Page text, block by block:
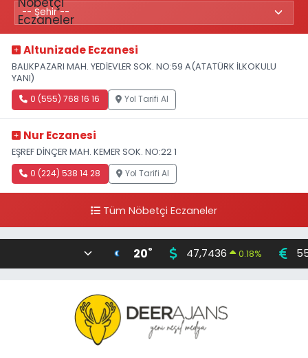
Altunizade Eczanesi
BALIKPAZARI MAH. YEDİEVLER SOK. NO:59 A(ATATÜRK İLKOKULU
YANI)
0 (555) 768 16 16 Yol Tarifi Al
Nur Eczanesi
EŞREF DİNÇER MAH. KEMER SOK. NO:22 1
0 (224) 538 14 28 Yol Tarifi Al
Tüm Nöbetçi Eczaneler
20° 47,7436 0.18%